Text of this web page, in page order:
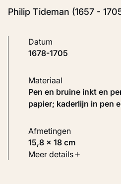
Philip Tideman (1657 -
Datum
1678-1705
Materiaal
Pen en bruine inkt en penseel en grijze inkt op
papier; kaderlijn in pen
Afmetingen
15,8 × 18 cm
Soort werk
Meer details